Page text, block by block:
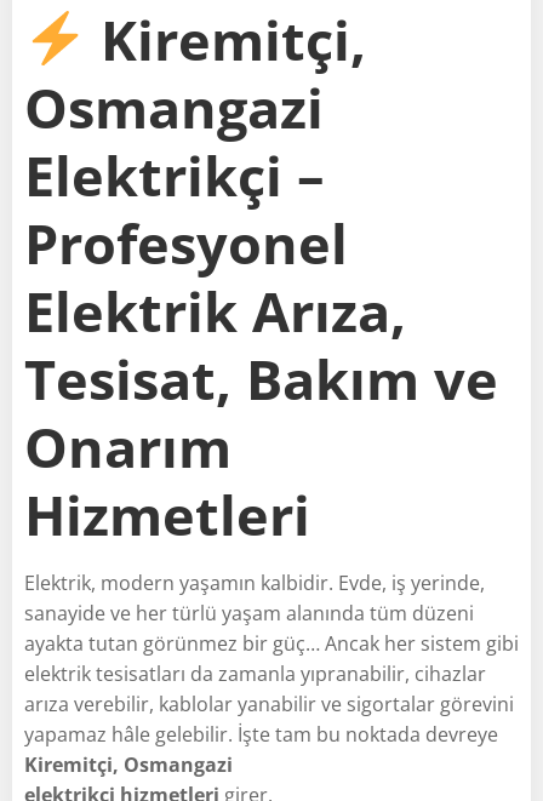
Kiremitçi,
Osmangazi
Elektrikçi –
Profesyonel
Elektrik Arıza,
Tesisat, Bakım ve
Onarım
Hizmetleri
Elektrik, modern yaşamın kalbidir. Evde, iş yerinde,
sanayide ve her türlü yaşam alanında tüm düzeni
ayakta tutan görünmez bir güç… Ancak her sistem gibi
elektrik tesisatları da zamanla yıpranabilir, cihazlar
arıza verebilir, kablolar yanabilir ve sigortalar görevini
yapamaz hâle gelebilir. İşte tam bu noktada devreye
Kiremitçi, Osmangazi
elektrikçi hizmetleri girer.